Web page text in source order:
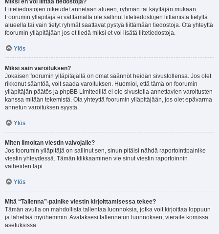
Miksi en voi liittää tiedostoja?
Liitetiedostojen oikeudet annetaan alueen, ryhmän tai käyttäjän mukaan.
Foorumin ylläpitäjä ei välttämättä ole sallinut liitetiedostojen liittämistä tietyllä
alueella tai vain tietyt ryhmät saattavat pystyä liittämään tiedostoja. Ota yhteyttä
foorumin ylläpitäjään jos et tiedä miksi et voi lisätä liitetiedostoja.
Ylös
Miksi sain varoituksen?
Jokaisen foorumin ylläpitäjällä on omat säännöt heidän sivustollensa. Jos olet
rikkonut sääntöä, voit saada varoituksen. Huomioi, että tämä on foorumin
ylläpitäjän päätös ja phpBB Limitedillä ei ole sivustolla annettavien varoitusten
kanssa mitään tekemistä. Ota yhteyttä foorumin ylläpitäjään, jos olet epävarma
annetun varoituksen syystä.
Ylös
Miten ilmoitan viestin valvojalle?
Jos foorumin ylläpitäjä on sallinut sen, sinun pitäisi nähdä raportointipainike
viestin yhteydessä. Tämän klikkaaminen vie sinut viestin raportoinnin
vaiheiden läpi.
Ylös
Mitä “Tallenna”-painike viestin kirjoittamisessa tekee?
Tämän avulla on mahdollista tallentaa luonnoksia, jotka voit kirjoittaa loppuun
ja lähettää myöhemmin. Avataksesi tallennetun luonnoksen, vieraile komissa
asetuksissa.